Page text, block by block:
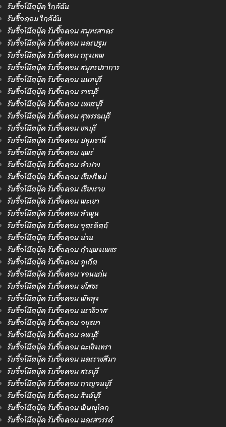
รับซื้อโน๊ตบุ๊ค ใกล้ฉัน
รับซื้อคอม ใกล้ฉัน
รับซื้อโน๊ตบุ๊ค รับซื้อคอม สมุทรสาคร
รับซื้อโน๊ตบุ๊ค รับซื้อคอม นครปฐม
รับซื้อโน๊ตบุ๊ค รับซื้อคอม กรุงเทพ
รับซื้อโน๊ตบุ๊ค รับซื้อคอม สมุทรปราการ
รับซื้อโน๊ตบุ๊ค รับซื้อคอม นนทบุรี
รับซื้อโน๊ตบุ๊ค รับซื้อคอม ราชบุรี
รับซื้อโน๊ตบุ๊ค รับซื้อคอม เพชรบุรี
รับซื้อโน๊ตบุ๊ค รับซื้อคอม สุพรรณบุรี
รับซื้อโน๊ตบุ๊ค รับซื้อคอม ชลบุรี
รับซื้อโน๊ตบุ๊ค รับซื้อคอม ปทุมธานี
รับซื้อโน๊ตบุ๊ค รับซื้อคอม แพร่
รับซื้อโน๊ตบุ๊ค รับซื้อคอม ลำปาง
รับซื้อโน๊ตบุ๊ค รับซื้อคอม เชียงใหม่
รับซื้อโน๊ตบุ๊ค รับซื้อคอม เชียงราย
รับซื้อโน๊ตบุ๊ค รับซื้อคอม พะเยา
รับซื้อโน๊ตบุ๊ค รับซื้อคอม ลำพูน
รับซื้อโน๊ตบุ๊ค รับซื้อคอม อุตรดิตถ์
รับซื้อโน๊ตบุ๊ค รับซื้อคอม น่าน
รับซื้อโน๊ตบุ๊ค รับซื้อคอม กำแพงเพชร
รับซื้อโน๊ตบุ๊ค รับซื้อคอม ภูเก็ต
รับซื้อโน๊ตบุ๊ค รับซื้อคอม ขอนแก่น
รับซื้อโน๊ตบุ๊ค รับซื้อคอม ยโสธร
รับซื้อโน๊ตบุ๊ค รับซื้อคอม พัทลุง
รับซื้อโน๊ตบุ๊ค รับซื้อคอม นราธิวาส
รับซื้อโน๊ตบุ๊ค รับซื้อคอม อยุธยา
รับซื้อโน๊ตบุ๊ค รับซื้อคอม ลพบุรี
รับซื้อโน๊ตบุ๊ค รับซื้อคอม ฉะเชิงเทรา
รับซื้อโน๊ตบุ๊ค รับซื้อคอม นครราชสีมา
รับซื้อโน๊ตบุ๊ค รับซื้อคอม สระบุรี
รับซื้อโน๊ตบุ๊ค รับซื้อคอม กาญจนบุรี
รับซื้อโน๊ตบุ๊ค รับซื้อคอม สิงห์บุรี
รับซื้อโน๊ตบุ๊ค รับซื้อคอม พิษณุโลก
รับซื้อโน๊ตบุ๊ค รับซื้อคอม นครสวรรค์